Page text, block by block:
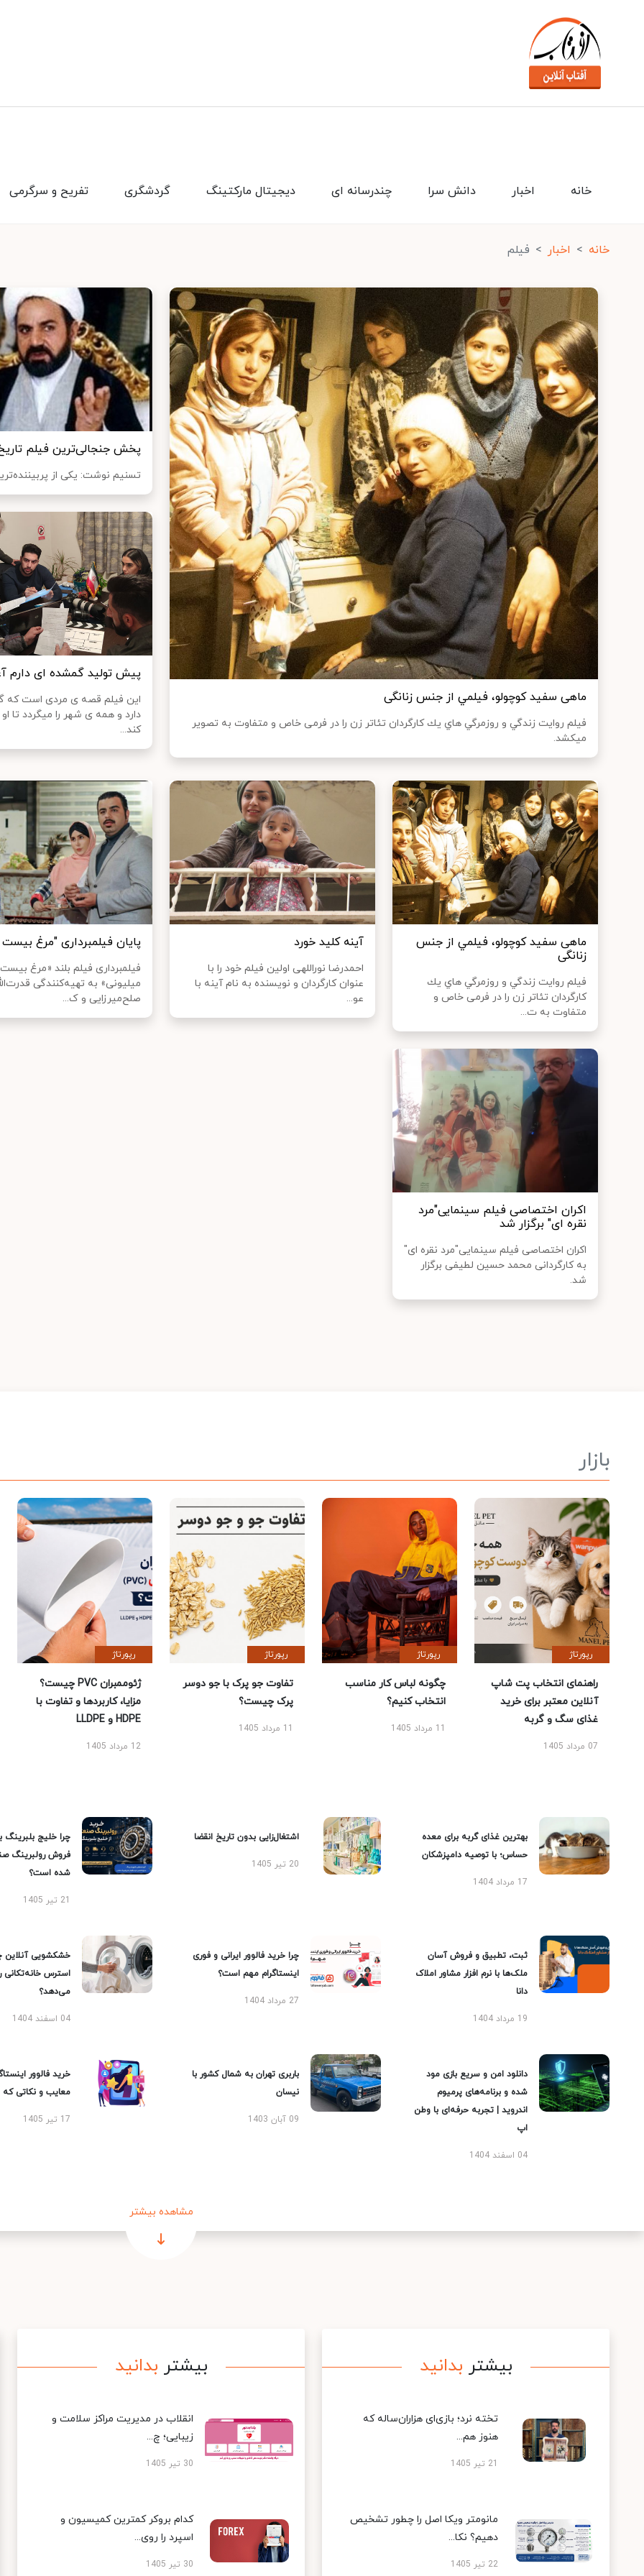
تفریح و سرگرمی گردشگری دیجیتال مارکتینگ چندرسانه ای دانش سرا اخبار خانه
خانه اخبار فیلم
ماهی سفيد كوچولو، فيلمي از جنس زنانگى
فيلم روایت زندگي و روزمرگي هاي يك كارگردان تئاتر زن را در فرمی خاص و متفاوت به تصوير
ميكشد.
پخش جنجالی‌ترین فیلم
تسنیم نوشت:​ یکی از
پیش تولید گمشده ای دارم
این فیلم قصه ی مردی است که
دارد و همه ی شهر را میگردد تا او
کند...
ماهی سفيد كوچولو، فيلمي از جنس
زنانگى
فيلم روایت زندگي و روزمرگي هاي يك
كارگردان تئاتر زن را در فرمی خاص و
متفاوت به ت...
آینه کلید خورد
احمدرضا نوراللهی اولین فیلم خود را با
عنوان کارگردان و نویسنده به نام آینه با
عو...
پایان فیلمبرداری "مرغ بیست
فیلمبرداری فیلم بلند «مرغ بیست
میلیونی» به تهیه‌کنندگی
صلح‌میرزایی و ک...
اکران اختصاصی فیلم سینمایی"مرد
نقره ای" برگزار شد
اکران اختصاصی فیلم سینمایی"مرد نقره ای"
به کارگردانی محمد حسین لطیفی برگزار
شد.
بازار
رپورتاژ
راهنمای انتخاب پت شاپ
آنلاین معتبر برای خرید
غذای سگ و گربه
07 مرداد 1405
رپورتاژ
چگونه لباس کار مناسب
انتخاب کنیم؟
11 مرداد 1405
رپورتاژ
تفاوت جو پرک با جو دوسر
پرک چیست؟
11 مرداد 1405
رپورتاژ
ژئوممبران PVC چیست؟
مزایا، کاربردها و تفاوت با
HDPE و LLDPE
12 مرداد 1405
بهترین غذای گربه برای معده
حساس؛ با توصیه دامپزشکان
17 مرداد 1404
اشتغال‌زایی بدون تاریخ انقضا
20 تیر 1405
چرا خلیج بلبرینگ
فروش رولبرینگ
شده است؟
21 تیر 1405
ثبت، تطبیق و فروش آسان
ملک‌ها با نرم افزار مشاور املاک
دانا
19 مرداد 1404
چرا خرید فالوور ایرانی و فوری
اینستاگرام مهم است؟
27 مرداد 1404
خشکشویی آنلاین
استرس خانه‌تکانی
می‌دهد؟
04 اسفند 1404
دانلود امن و سریع بازی مود
شده و برنامه‌های پرمیوم
اندروید | تجربه حرفه‌ای با وطن
اپ
04 اسفند 1404
باربری تهران به شمال کشور با
نیسان
09 آبان 1403
خرید فالوور
معایب و نکاتی که
17 تیر 1405
مشاهده بیشتر
بیشتر بدانید
تخته نرد؛ بازی‌ای هزاران‌ساله که
هنوز هم...
21 تیر 1405
مانومتر ویکا اصل را چطور تشخیص
دهیم؟ نکا...
22 تیر 1405
بیشتر بدانید
انقلاب در مدیریت مراکز سلامت و
زیبایی؛ چ...
30 تیر 1405
کدام بروکر کمترین کمیسیون و
اسپرد را روی...
30 تیر 1405